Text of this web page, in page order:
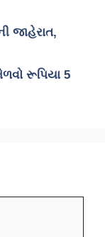
જાહેરાત,
રૂપિયા 5